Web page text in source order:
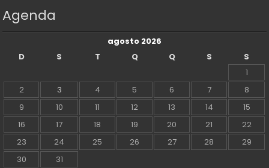
Agenda
agosto 2026
D
S T Q Q S
S
1
2
3 4 5 6 7
8
9
10 11 12 13 14
15
16
17 18 19 20 21
22
23
24 25 26 27 28
29
30
31